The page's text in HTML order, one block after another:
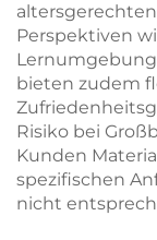
Perspektiven
bieten zudem
Risiko bei
Kunden
spezifischen
nicht